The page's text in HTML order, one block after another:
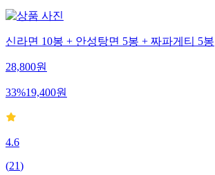
신라면 10봉 + 안성탕면 5봉 + 짜파게티 5봉
28,800원
33%19,400원
4.6
(21)